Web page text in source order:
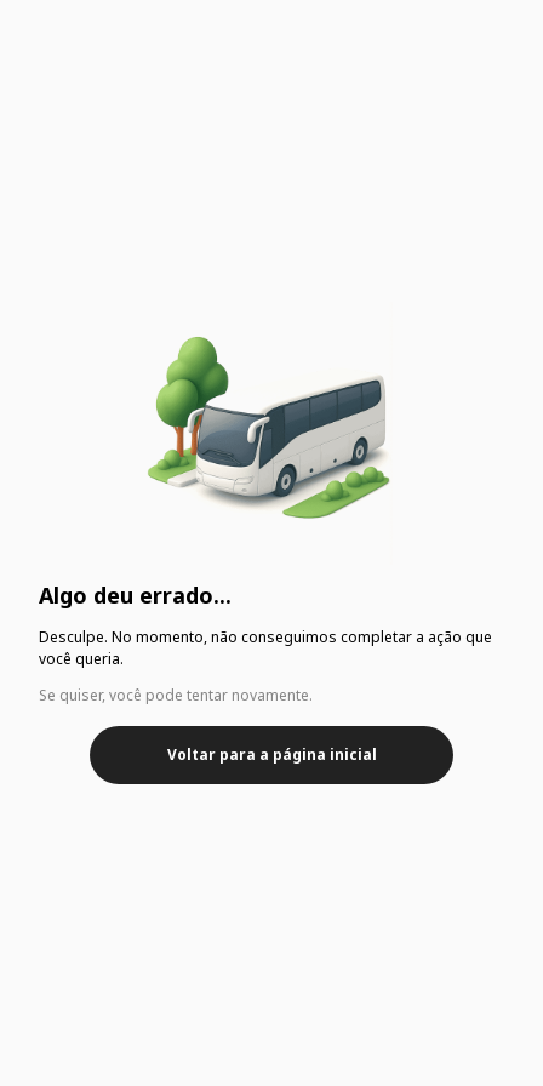
Algo deu errado...
Desculpe. No momento, não conseguimos completar a ação que
você queria.
Se quiser, você pode tentar novamente.
Voltar para a página inicial